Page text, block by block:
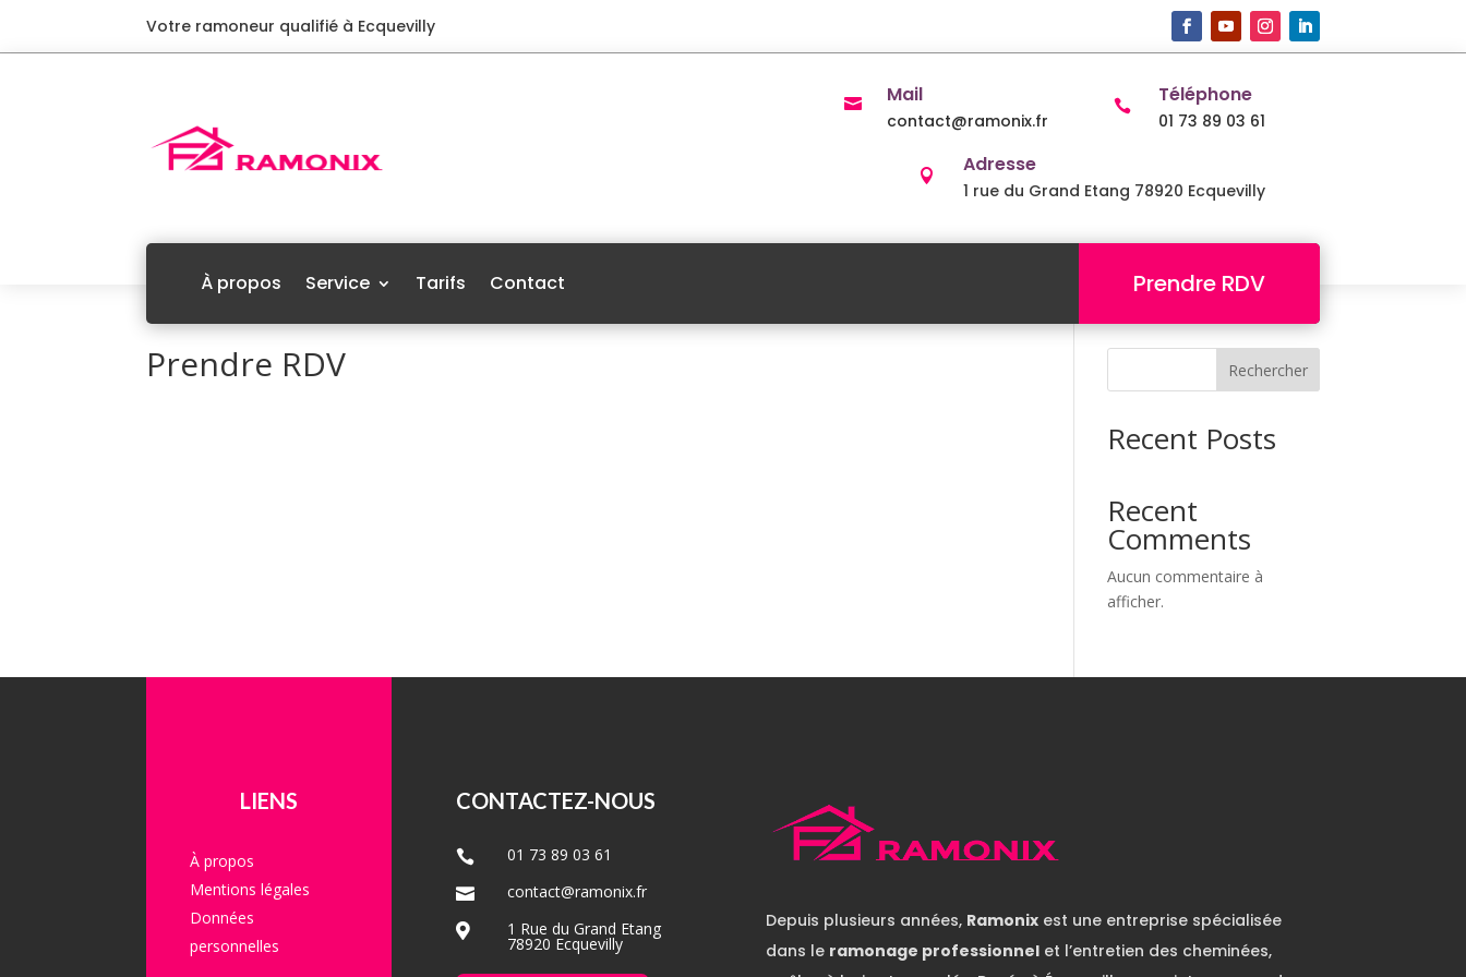
Votre ramoneur qualifié à Ecquevilly
 Mail
contact@ramonix.fr
 Téléphone
01 73 89 03 61
 Adresse
1 rue du Grand Etang 78920 Ecquevilly
À propos Service Tarifs Contact Prendre RDV
Prendre RDV Rechercher
Recent Posts
Recent
Comments
Aucun commentaire à
afficher.
LIENS
À propos
Mentions légales
Données
personnelles
CONTACTEZ-NOUS
 01 73 89 03 61
 contact@ramonix.fr
 1 Rue du Grand Etang
78920 Ecquevilly
Depuis plusieurs années, Ramonixest une entreprise spécialisée
dans le ramonage professionnelet l’entretien des cheminées,